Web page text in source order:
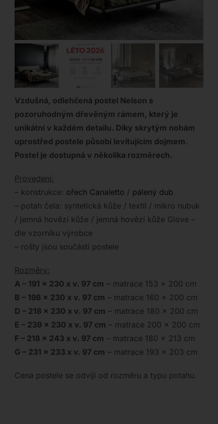
Vzdušná, odlehčená postel Nelson s
pozoruhodným dřevěným rámem, který je
unikátní v každém detailu. Díky skrytým nohám
uprostřed postele působí levitujícím dojmem.
Postel je dostupná v několika rozměrech.
Provedení:
– konstrukce: ořech Canaletto / pálený dub
– potah čela: syntetická kůže / textil / mikro nubuk
/ jemná hovězí kůže / jemná hovězí kůže Glove –
dle vzorníku výrobce
– rošty jsou součástí postele
Rozměry:
A – 191 x 230 x v. 97 cm – matrace 153 x 200 cm
B – 198 x 230 x v. 97 cm – matrace 160 x 200 cm
D – 218 x 230 x v. 97 cm – matrace 180 x 200 cm
E – 239 x 230 x v. 97 cm – matrace 200 x 200 cm
F – 218 x 243 x v. 97 cm – matrace 180 x 213 cm
G – 231 x 233 x v. 97 cm – matrace 193 x 203 cm
Cena postele se odvíjí od rozměru a typu potahu.